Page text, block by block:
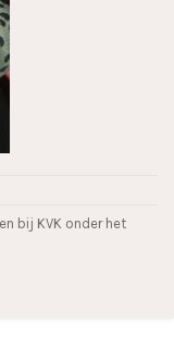
bij KVK onder het